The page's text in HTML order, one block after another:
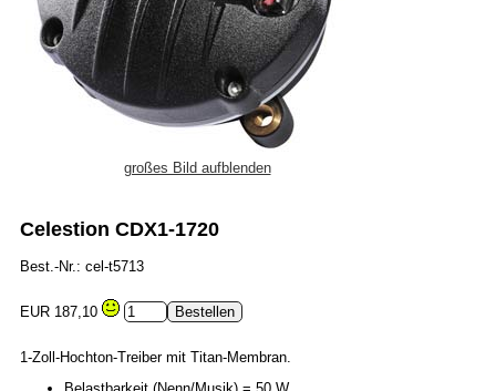
großes Bild aufblenden
Celestion CDX1-1720
Best.-Nr.: cel-t5713
EUR 187,10
1-Zoll-Hochton-Treiber mit Titan-Membran.